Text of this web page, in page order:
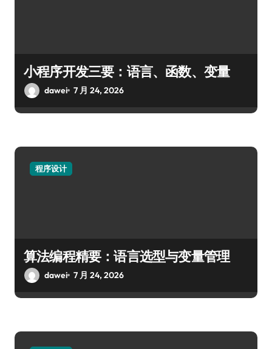
小程序开发三要：语言、函数、变量
dawei 7 月 24, 2026
程序设计
算法编程精要：语言选型与变量管理
dawei 7 月 24, 2026